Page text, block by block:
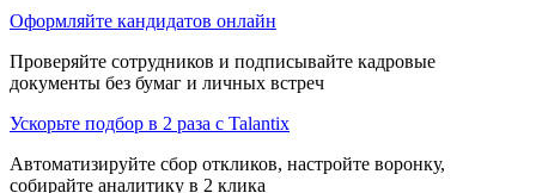
Оформляйте кандидатов онлайн
Проверяйте сотрудников и подписывайте кадровые
документы без бумаг и личных встреч
Ускорьте подбор в 2 раза с Talantix
Автоматизируйте сбор откликов, настройте воронку,
собирайте аналитику в 2 клика